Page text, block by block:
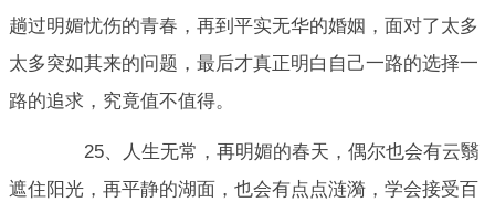
趟过明媚忧伤的青春，再到平实无华的婚姻，面对了太多
太多突如其来的问题，最后才真正明白自己一路的选择一
路的追求，究竟值不值得。
25、人生无常，再明媚的春天，偶尔也会有云翳
遮住阳光，再平静的湖面，也会有点点涟漪，学会接受百